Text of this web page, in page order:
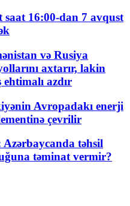
saat 16:00-dan 7 avqust
və Rusiya
axtarır, lakin
azdır
Avropadakı enerji
çevrilir
təhsil
təminat vermir?